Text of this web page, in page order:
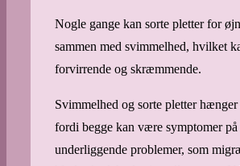
Nogle gange kan sorte pletter for
sammen med svimmelhed, hvilket
forvirrende og skræmmende.
Svimmelhed og sorte pletter hænger
fordi begge kan være symptomer på
underliggende problemer, som